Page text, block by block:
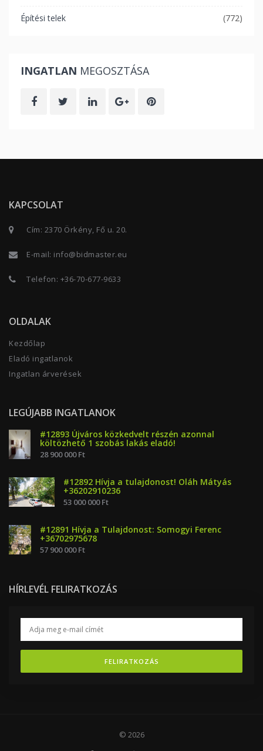
Építési telek (772)
INGATLAN MEGOSZTÁSA
KAPCSOLAT
Cím: 2370 Örkény, Fő u. 20.
E-mail: info@bidmaster.eu
Telefon: +36-70-677-9633
OLDALAK
Kezdőlap
Eladó ingatlanok
Ingatlan árverések
LEGÚJABB INGATLANOK
#12893 Újváros közkedvelt részén azonnal
költözhető 1 szobás lakás eladó!
28 900 000 Ft
#12892 Hívja a tulajdonost! Oláh Mátyás
+36202910236
53 000 000 Ft
#12891 Hívja a Tulajdonost: Somogyi Ferenc
+36702975678
57 900 000 Ft
HÍRLEVÉL FELIRATKOZÁS
FELIRATKOZÁS
© 2026